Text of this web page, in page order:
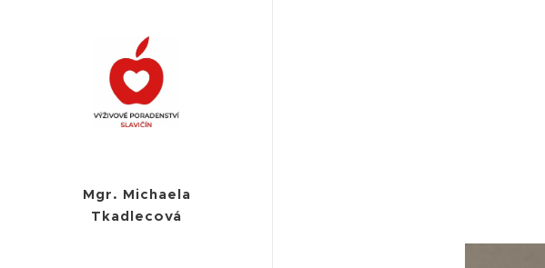
Mgr. Michaela
Tkadlecová